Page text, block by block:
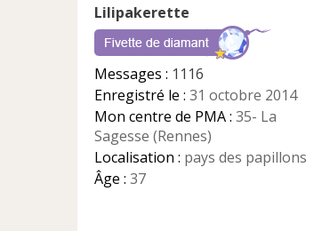
Lilipakerette
Messages : 1116
Enregistré le : 31 octobre 2014
Mon centre de PMA : 35- La
Sagesse (Rennes)
Localisation : pays des papillons
Âge : 37